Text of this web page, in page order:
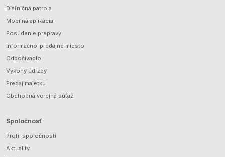
Diaľničná patrola
Mobilná aplikácia
Posúdenie prepravy
Informačno-predajné miesto
Odpočívadlo
Výkony údržby
Predaj majetku
Obchodná verejná súťaž
Spoločnosť
Profil spoločnosti
Aktuality